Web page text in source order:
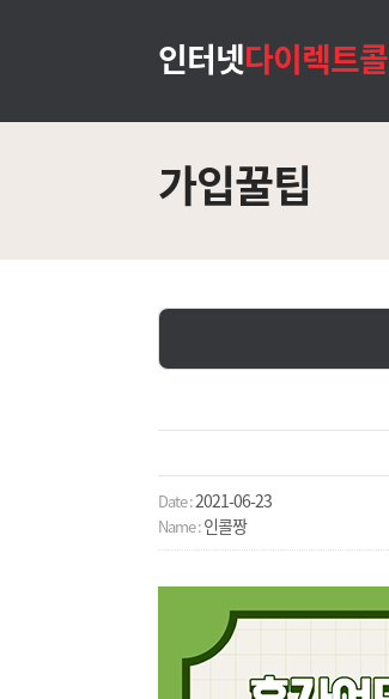
인터넷다이렉트콜
가입꿀팁
Date :2021-06-23
Name :인콜짱